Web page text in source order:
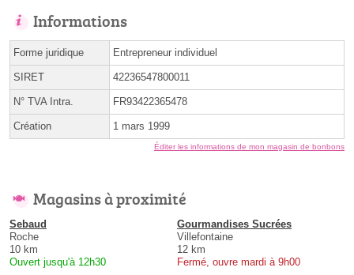
Informations
Forme juridique Entrepreneur individuel
SIRET 42236547800011
N° TVA Intra. FR93422365478
Création 1 mars 1999
Éditer les informations de mon magasin de bonbons
Magasins à proximité
Sebaud
Roche
10 km
Ouvert jusqu'à 12h30
Gourmandises Sucrées
Villefontaine
12 km
Fermé, ouvre mardi à 9h00